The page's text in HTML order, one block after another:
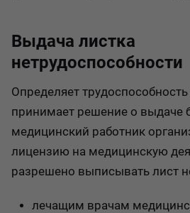
Выдача листка
нетрудоспособности
Определяет
принимает решение о выдаче
медицинский работник
лицензию на медицинскую
разрешено выписывать лист
лечащим врачам